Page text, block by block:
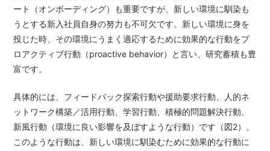
ート（オンボーディング）も重要ですが、新しい環境に馴染も
うとする新入社員自身の努力も不可欠です。新しい環境に身を
投じた時、その環境にうまく適応するために効果的な行動をプ
ロアクティブ行動（proactive behavior）と言い、研究蓄積も豊
富です。
具体的には、フィードバック探索行動や援助要求行動、人的ネ
ットワーク構築／活用行動、学習行動、積極的問題解決行動、
新風行動（環境に良い影響を及ぼすような行動）です（図2）。
このような行動は、新しい環境に馴染むために効果的な行動に